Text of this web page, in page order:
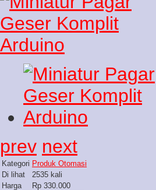
prev next
Kategori Produk Otomasi
Di lihat
2535 kali
Harga
Rp 330.000